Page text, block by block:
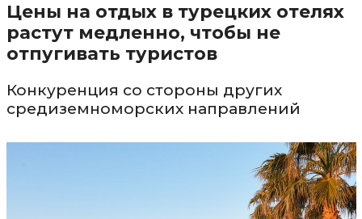
Цены на отдых в турецких отелях
растут медленно, чтобы не
отпугивать туристов
Конкуренция со стороны других
средиземноморских направлений